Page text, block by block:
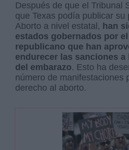
Después de que el Tribunal
que Texas podía publicar su
Aborto a nivel estatal, han
estados gobernados por
republicano que han
endurecer las sanciones
del embarazo. Esto ha
número de manifestaciones
derecho al aborto.